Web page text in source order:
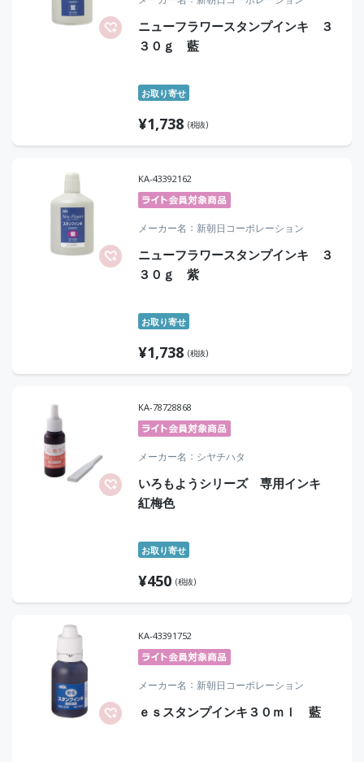
ニューフラワースタンプインキ ３
３０ｇ 藍
お取り寄せ
¥1,738 (税抜)
KA-43392162
メーカー名 新朝日コーポレーション
ニューフラワースタンプインキ ３
３０ｇ 紫
お取り寄せ
¥1,738 (税抜)
KA-78728868
メーカー名 シヤチハタ
いろもようシリーズ 専用インキ
紅梅色
お取り寄せ
¥450 (税抜)
KA-43391752
メーカー名 新朝日コーポレーション
ｅｓスタンプインキ３０ｍｌ 藍